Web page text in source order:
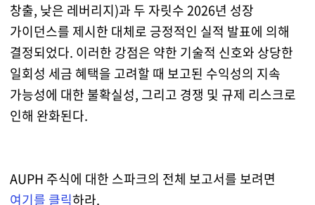
창출, 낮은 레버리지)과 두 자릿수 2026년 성장
가이던스를 제시한 대체로 긍정적인 실적 발표에 의해
결정되었다. 이러한 강점은 약한 기술적 신호와 상당한
일회성 세금 혜택을 고려할 때 보고된 수익성의 지속
가능성에 대한 불확실성, 그리고 경쟁 및 규제 리스크로
인해 완화된다.
AUPH 주식에 대한 스파크의 전체 보고서를 보려면
여기를 클릭하라.